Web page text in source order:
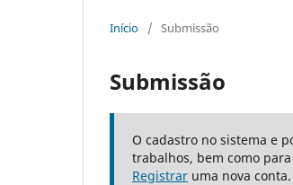
Início / Submissão
Submissão
O cadastro no sistema e
trabalhos, bem como
Registrar uma nova conta.